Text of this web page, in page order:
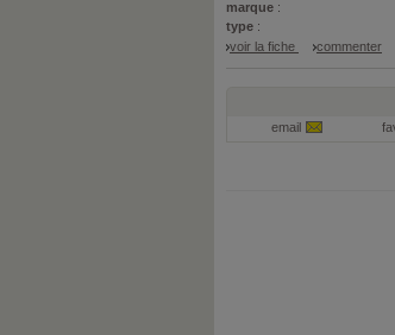
marque :
type :
voir la fiche
commenter
email